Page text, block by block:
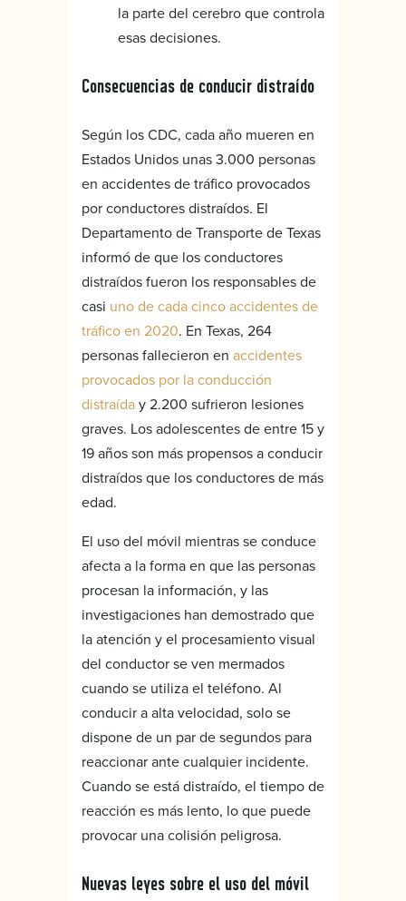
la parte del cerebro que controla
esas decisiones.
Consecuencias de conducir distraído
Según los CDC, cada año mueren en
Estados Unidos unas 3.000 personas
en accidentes de tráfico provocados
por conductores distraídos. El
Departamento de Transporte de Texas
informó de que los conductores
distraídos fueron los responsables de
casi uno de cada cinco accidentes de
tráfico en 2020. En Texas, 264
personas fallecieron en accidentes
provocados por la conducción
distraíday 2.200 sufrieron lesiones
graves. Los adolescentes de entre 15 y
19 años son más propensos a conducir
distraídos que los conductores de más
edad.
El uso del móvil mientras se conduce
afecta a la forma en que las personas
procesan la información, y las
investigaciones han demostrado que
la atención y el procesamiento visual
del conductor se ven mermados
cuando se utiliza el teléfono. Al
conducir a alta velocidad, solo se
dispone de un par de segundos para
reaccionar ante cualquier incidente.
Cuando se está distraído, el tiempo de
reacción es más lento, lo que puede
provocar una colisión peligrosa.
Nuevas leyes sobre el uso del móvil